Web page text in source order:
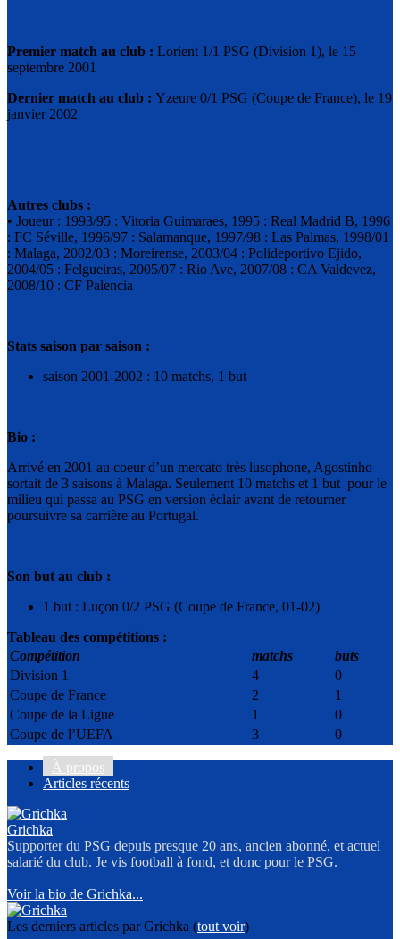
Premier match au club : Lorient 1/1 PSG (Division 1), le 15
septembre 2001
Dernier match au club : Yzeure 0/1 PSG (Coupe de France), le 19
janvier 2002
Autres clubs :
• Joueur : 1993/95 : Vitoria Guimaraes, 1995 : Real Madrid B, 1996
: FC Séville, 1996/97 : Salamanque, 1997/98 : Las Palmas, 1998/01
: Malaga, 2002/03 : Moreirense, 2003/04 : Polideportivo Ejido,
2004/05 : Felgueiras, 2005/07 : Rio Ave, 2007/08 : CA Valdevez,
2008/10 : CF Palencia
Stats saison par saison :
saison 2001-2002 : 10 matchs, 1 but
Bio :
Arrivé en 2001 au coeur d’un mercato très lusophone, Agostinho
sortait de 3 saisons à Malaga. Seulement 10 matchs et 1 but pour le
milieu qui passa au PSG en version éclair avant de retourner
poursuivre sa carrière au Portugal.
Son but au club :
1 but : Luçon 0/2 PSG (Coupe de France, 01-02)
Tableau des compétitions :
Compétition
matchs
buts
Division 1
4
0
Coupe de France
2
1
Coupe de la Ligue
1
0
Coupe de l’UEFA
3 0
À propos
Articles récents
Grichka
Supporter du PSG depuis presque 20 ans, ancien abonné, et actuel
salarié du club. Je vis football à fond, et donc pour le PSG.
Voir la bio de Grichka...
Les derniers articles par Grichka (tout voir)